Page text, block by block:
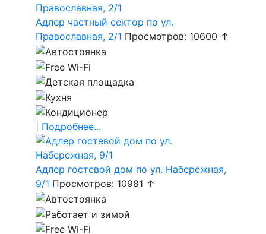
Адлер частный сектор по ул.
Православная, 2/1 Просмотров: 10600 ↑
Подробнее...
Адлер гостевой дом по ул. Набережная,
9/1 Просмотров: 10981 ↑